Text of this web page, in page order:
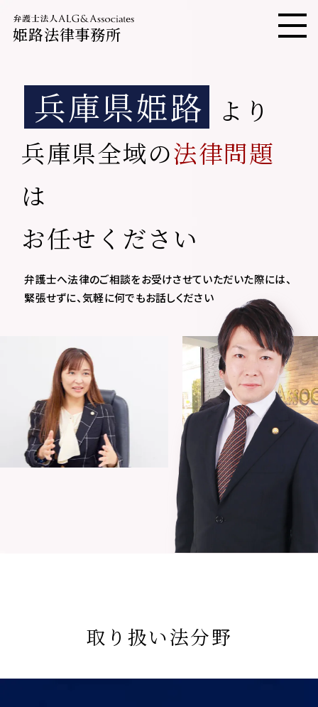
姫路法律事務所 メニ
兵庫県姫路
より
兵庫県全域の法律問題
は
お任せください
弁護士へ法律のご相談をお受けさせていただいた際には、
緊張せずに、気軽に何でもお話しください
取り扱い法分野